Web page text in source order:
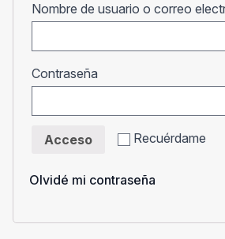
Nombre de usuario o correo
Contraseña
Recuérdame
Acceso
Olvidé mi contraseña